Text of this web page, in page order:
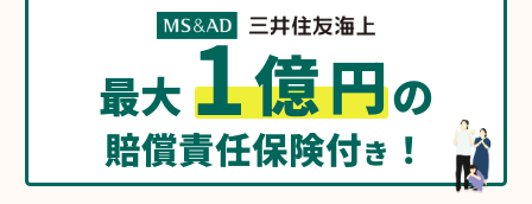
最大1億円の
賠償責任保険付き ！